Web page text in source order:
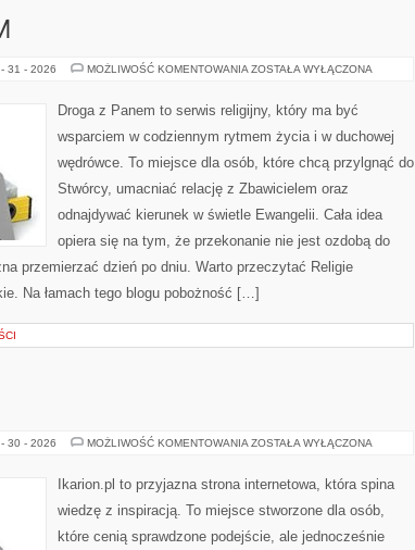
31 - 2026 MOŻLIWOŚĆ KOMENTOWANIA ZOROASTRYZM
ZOSTAŁA WYŁĄCZONA
Droga z Panem to serwis religijny, który ma być
wsparciem w codziennym rytmem życia i w duchowej
wędrówce. To miejsce dla osób, które chcą przylgnąć do
Stwórcy, umacniać relację z Zbawicielem oraz
odnajdywać kierunek w świetle Ewangelii. Cała idea
opiera się na tym, że przekonanie nie jest ozdobą do
przemierzać dzień po dniu. Warto przeczytać Religie
Na łamach tego blogu pobożność […]
30 - 2026 MOŻLIWOŚĆ KOMENTOWANIA TRENING
ZOSTAŁA WYŁĄCZONA
Ikarion.pl to przyjazna strona internetowa, która spina
wiedzę z inspiracją. To miejsce stworzone dla osób,
które cenią sprawdzone podejście, ale jednocześnie